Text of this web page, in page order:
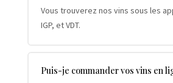
Vous trouverez nos vins sous les
IGP, et VDT.
Puis-je commander vos vins en